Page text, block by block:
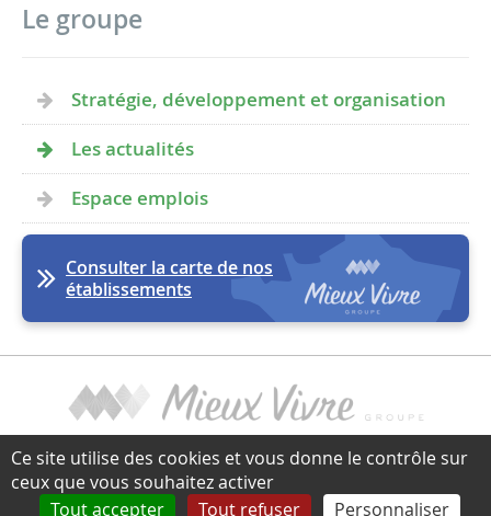
Le groupe
Stratégie, développement et organisation
Les actualités
Espace emplois
Consulter la carte de nos
établissements
Pied
de
Extranet Gestion des cookies
Mentions légales
Politique de protections des données personnelles
Ce site utilise des cookies et vous donne le contrôle sur
ceux que vous souhaitez activer
Tout accepter
Tout refuser Personnaliser